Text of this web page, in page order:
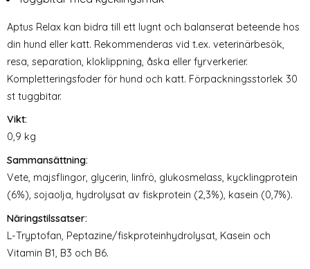
Aptus Relax kan bidra till ett lugnt och balanserat beteende hos
din hund eller katt. Rekommenderas vid t.ex. veterinärbesök,
resa, separation, kloklippning, åska eller fyrverkerier.
Kompletteringsfoder för hund och katt. Förpackningsstorlek 30
st tuggbitar.
Vikt:
0,9 kg
Sammansättning:
Vete, majsflingor, glycerin, linfrö, glukosmelass, kycklingprotein
(6%), sojaolja, hydrolysat av fiskprotein (2,3%), kasein (0,7%).
Näringstilssatser:
L-Tryptofan, Peptazine/fiskproteinhydrolysat, Kasein och
Vitamin B1, B3 och B6.